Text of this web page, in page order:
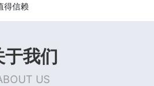
得信赖
于我们
US